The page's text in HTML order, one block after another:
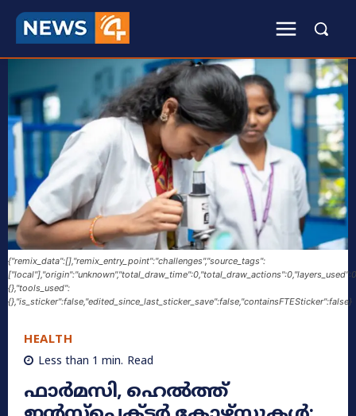
{"remix_data":[],"remix_entry_point":"challenges","source_tags":
{},"tools_used":
{},"is_sticker":false,"edited_since_last_sticker_save":false,"containsFTESticker":false}
HEALTH
Less than 1 min. Read
ഫാർമസി, ഹെൽത്ത്